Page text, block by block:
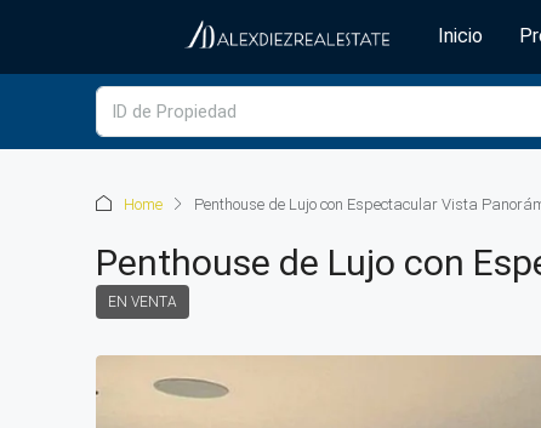
Inicio
Home Penthouse de Lujo con Espectacular Vista
Penthouse de Lujo con
EN VENTA